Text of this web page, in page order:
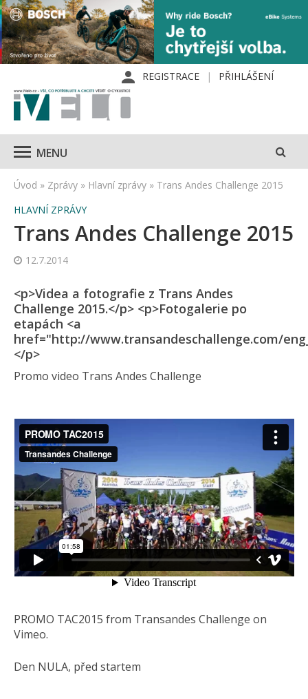
REGISTRACE PŘIHLÁŠENÍ
MENU
Úvod » Zprávy » Hlavní zprávy » Trans Andes Challenge 2015
HLAVNÍ ZPRÁVY
Trans Andes Challenge 2015
12.7.2014
<p>Videa a fotografie z Trans Andes
Challenge 2015.</p> <p>Fotogalerie po
etapách <a
href="http://www.transandeschallenge.com/
</p>
Promo video Trans Andes Challenge
PROMO TAC2015 from Transandes Challenge on
Vimeo.
Den NULA, před startem